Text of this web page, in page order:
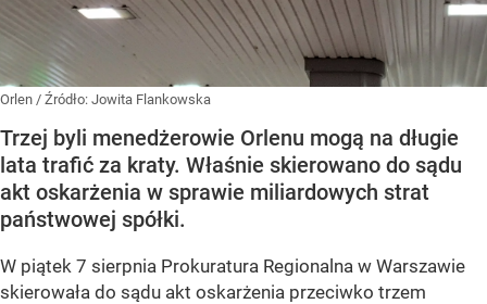
Orlen / Źródło: Jowita Flankowska
Trzej byli menedżerowie Orlenu mogą na długie
lata trafić za kraty. Właśnie skierowano do sądu
akt oskarżenia w sprawie miliardowych strat
państwowej spółki.
W piątek 7 sierpnia Prokuratura Regionalna w Warszawie
skierowała do sądu akt oskarżenia przeciwko trzem